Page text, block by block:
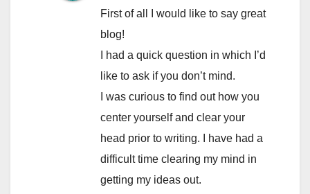
First of all I would like to say great
blog!
I had a quick question in which I’d
like to ask if you don’t mind.
I was curious to find out how you
center yourself and clear your
head prior to writing. I have had a
difficult time clearing my mind in
getting my ideas out.